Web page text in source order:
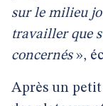
sur le milieu
travailler que
concernés»,
Après un petit